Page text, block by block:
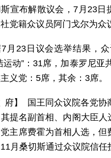
宣布解散议会，7月23
党籍众议员阿门戈尔为众
月23日议会选举结果，
运动”：31席，加泰罗尼
义党：5席，其余：3席。
府】 国王同众议院各党
提名副首相、内阁大臣
主席费霍为首相人选，
月桑切斯通过众议院信任